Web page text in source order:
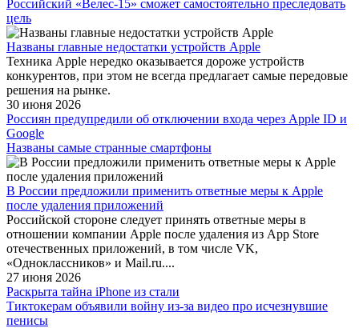
Российский «Велес-15» сможет самостоятельно преследовать
цель
Названы главные недостатки устройств Apple
Техника Apple нередко оказывается дороже устройств
конкурентов, при этом не всегда предлагает самые передовые
решения на рынке.
30 июня 2026
Россиян предупредили об отключении входа через Apple ID и
Google
Названы самые странные смартфоны
В России предложили применить ответные меры к Apple
после удаления приложений
Российской стороне следует принять ответные меры в
отношении компании Apple после удаления из App Store
отечественных приложений, в том числе VK,
«Одноклассников» и Mail.ru....
27 июня 2026
Раскрыта тайна iPhone из стали
Тиктокерам объявили войну из-за видео про исчезнувшие
пенисы